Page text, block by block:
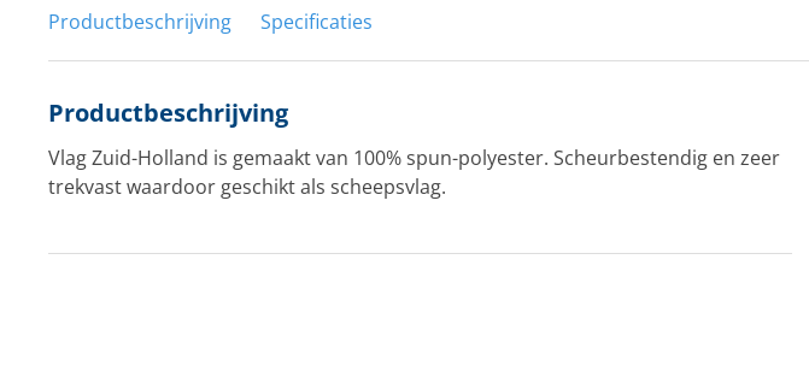
Productbeschrijving Specificaties
Productbeschrijving
Vlag Zuid-Holland is gemaakt van 100% spun-polyester. Scheurbestendig en zeer
trekvast waardoor geschikt als scheepsvlag.